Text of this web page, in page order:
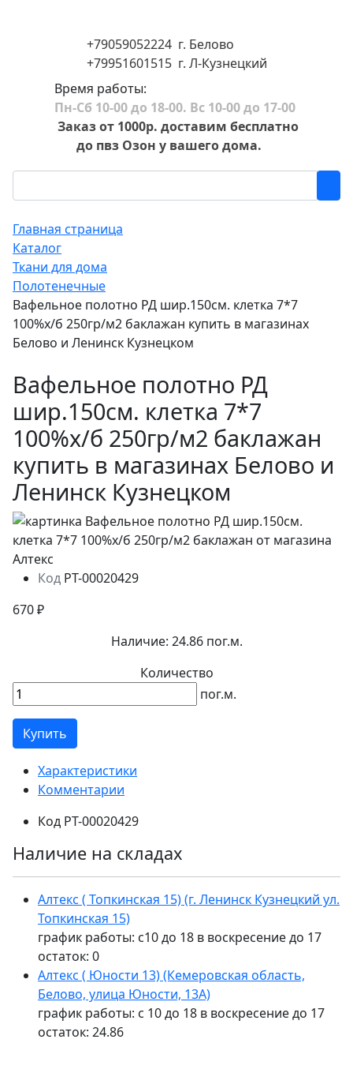
+79059052224 г. Белово
+79951601515 г. Л-Кузнецкий
Время работы:
Пн-Сб 10-00 до 18-00. Вс 10-00 до 17-00
Заказ от 1000р. доставим бесплатно
до пвз Озон у вашего дома.
Главная страница
Каталог
Ткани для дома
Полотенечные
Вафельное полотно РД шир.150см. клетка 7*7
100%х/б 250гр/м2 баклажан купить в магазинах
Белово и Ленинск Кузнецком
Вафельное полотно РД
шир.150см. клетка 7*7
100%х/б 250гр/м2 баклажан
купить в магазинах Белово и
Ленинск Кузнецком
Код РТ-00020429
670 ₽
Наличие: 24.86 пог.м.
Количество
пог.м.
Купить
Характеристики
Комментарии
Код РТ-00020429
Наличие на складах
Алтекс ( Топкинская 15) (г. Ленинск Кузнецкий ул.
Топкинская 15)
график работы: с10 до 18 в воскресение до 17
остаток: 0
Алтекс ( Юности 13) (Кемеровская область,
Белово, улица Юности, 13А)
график работы: с 10 до 18 в воскресение до 17
остаток: 24.86